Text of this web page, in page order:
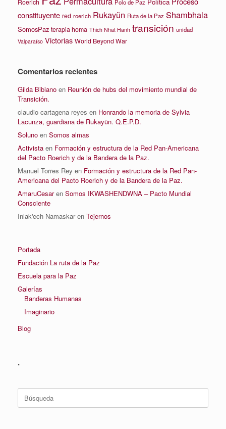
Polo de Paz
constituyente red roerich Rukayün Ruta de la Paz Shambhala
SomosPaz terapia homa Thich Nhat Hanh transición unidad
Valparaíso Victorias World Beyond War
Comentarios recientes
Gilda Bibiano en Reunión de hubs del movimiento mundial de
Transición.
claudio cartagena reyes en Honrando la memoria de Sylvia
Lacunza, guardiana de Rukayün. Q.E.P.D.
Soluno en Somos almas
Activista en Formación y estructura de la Red Pan-Americana
del Pacto Roerich y de la Bandera de la Paz.
Manuel Torres Rey en Formación y estructura de la Red Pan-
Americana del Pacto Roerich y de la Bandera de la Paz.
AmaruCesaren Somos IKWASHENDWNA – Pacto Mundial
Consciente
Inlak'ech Namaskaren Tejernos
Portada
Fundación La ruta de la Paz
Escuela para la Paz
Galerías
Banderas Humanas
Imaginario
Blog
.